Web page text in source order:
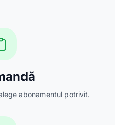
abonamentul potrivit.